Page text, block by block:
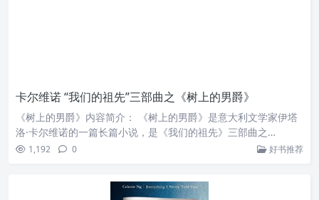
卡尔维诺 “我们的祖先”三部曲之《树上的男爵》
《树上的男爵》内容简介： 《树上的男爵》是意大利文学家伊塔
洛·卡尔维诺的一篇长篇小说，是《我们的祖先》三部曲之…
1,192 0 好书推荐